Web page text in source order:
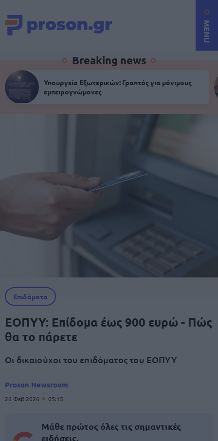
MENU
Breaking news
Υπουργείο Εξωτερικών: Γραπτός για μόνιμους
εμπειρογνώμονες
Επιδόματα
ΕΟΠΥΥ: Επίδομα έως 900 ευρώ - Πώς
θα το πάρετε
Οι δικαιούχοι του επιδόματος του ΕΟΠΥΥ
Proson Newsroom
26 Φεβ 2026 05:15
Μάθε πρώτος όλες τις σημαντικές
ειδήσεις.